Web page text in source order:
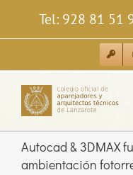
contenido
Tel: 928 81 51
Autocad & 3DMAX
ambientación